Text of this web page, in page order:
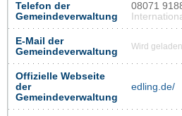
Telefon der
Gemeindeverwaltung
08071
E-Mail der
Gemeindeverwaltung
Wird
Offizielle Webseite
der
Gemeindeverwaltung
edling.de/